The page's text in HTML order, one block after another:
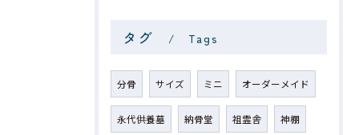
タグ Tags
分骨 サイズ ミニ オーダーメイド
永代供養墓 納骨堂 祖霊舎 神棚